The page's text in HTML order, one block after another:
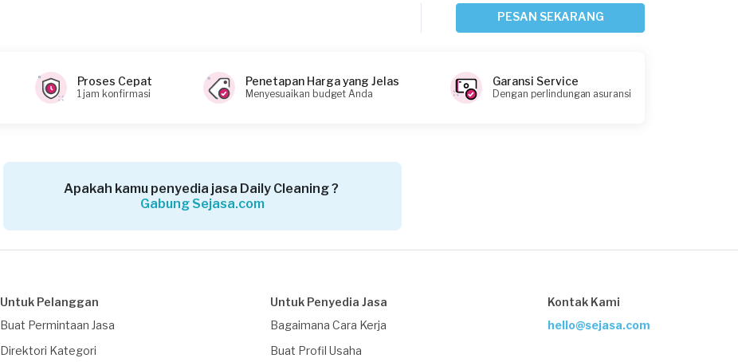
Request Fulfilled
Reginald Delvin requested Daily
Jakarta Barat, Jakarta
PESAN SEKARANG
Proses Cepat
1 jam konfirmasi
Penetapan Harga yang Jelas
Menyesuaikan budget Anda
Garansi Service
Dengan perlindungan asuransi
Apakah kamu penyedia jasa Daily Cleaning ?
Gabung Sejasa.com
Untuk Pelanggan
Buat Permintaan Jasa
Direktori Kategori
Untuk Penyedia Jasa
Bagaimana Cara Kerja
Buat Profil Usaha
Kontak Kami
hello@sejasa.com